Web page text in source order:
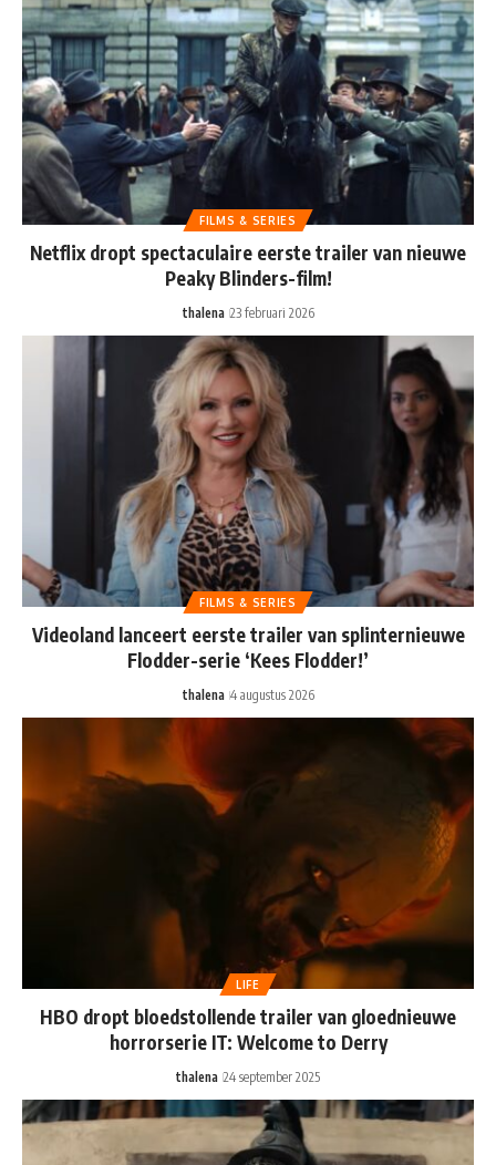
FILMS & SERIES
Netflix dropt spectaculaire eerste trailer van nieuwe
Peaky Blinders-film!
thalena 23 februari 2026
FILMS & SERIES
Videoland lanceert eerste trailer van splinternieuwe
Flodder-serie ‘Kees Flodder!’
thalena 4 augustus 2026
LIFE
HBO dropt bloedstollende trailer van gloednieuwe
horrorserie IT: Welcome to Derry
thalena 24 september 2025